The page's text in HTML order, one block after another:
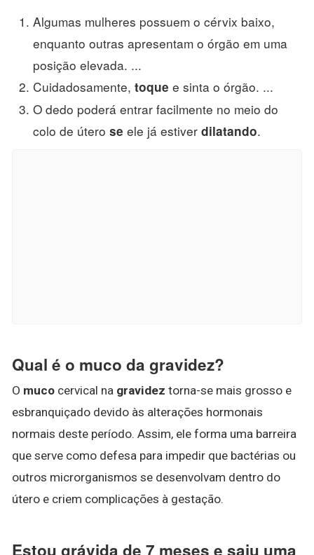
Algumas mulheres possuem o cérvix baixo,
enquanto outras apresentam o órgão em uma
posição elevada. ...
Cuidadosamente, toque e sinta o órgão. ...
O dedo poderá entrar facilmente no meio do
colo de útero se ele já estiver dilatando.
Qual é o muco da gravidez?
O muco cervical na gravidez torna-se mais grosso e
esbranquiçado devido às alterações hormonais
normais deste período. Assim, ele forma uma barreira
que serve como defesa para impedir que bactérias ou
outros microrganismos se desenvolvam dentro do
útero e criem complicações à gestação.
Estou grávida de 7 meses e saiu uma